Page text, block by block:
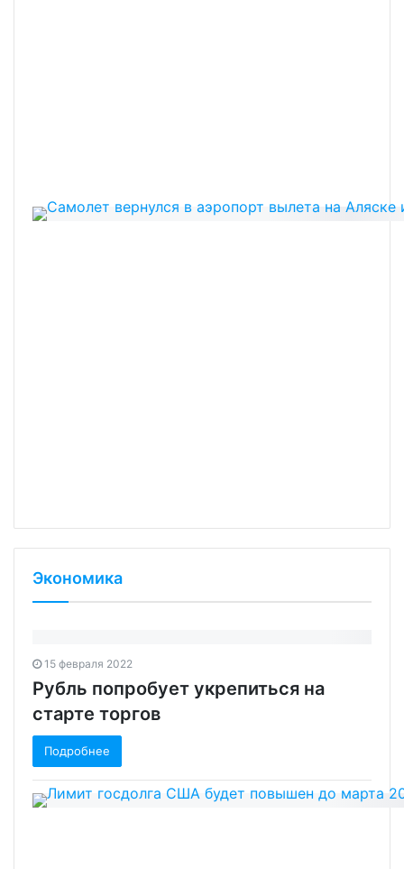
Экономика
15 февраля 2022
Рубль попробует укрепиться на
старте торгов‍
Подробнее